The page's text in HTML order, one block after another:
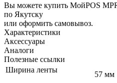
Вы можете купить МойPOS
по Якутску
или оформить самовывоз.
Характеристики
Аксессуары
Аналоги
Полезные ссылки
Ширина ленты
57 мм